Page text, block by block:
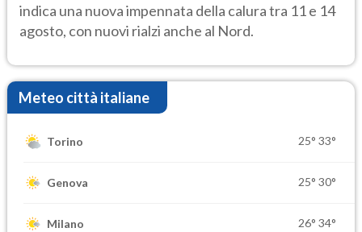
indica una nuova impennata della calura tra 11 e 14
agosto, con nuovi rialzi anche al Nord.
Meteo città italiane
Torino 25° 33°
Genova 25° 30°
Milano 26° 34°